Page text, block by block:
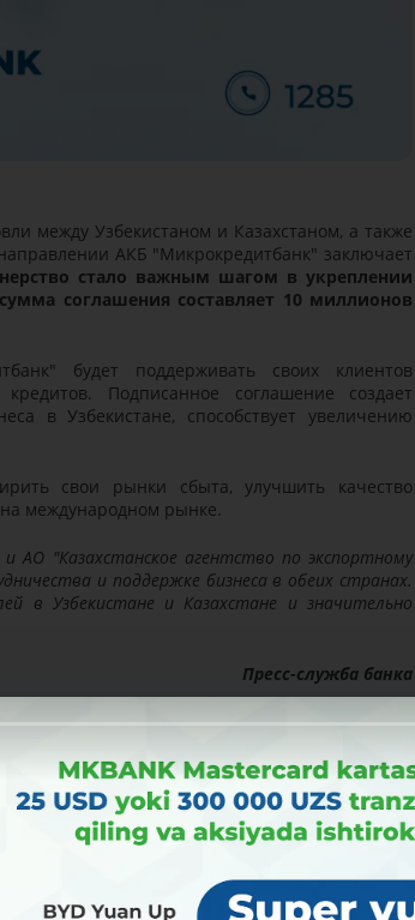
между Узбекистаном и Казахстаном, а также
АКБ "Микрокредитбанк" заключает
стало важным шагом в укреплении
соглашения составляет 10 миллионов
будет поддерживать своих клиентов
Подписанное соглашение создает
в Узбекистане, способствует увеличению
свои рынки сбыта, улучшить качество
на международном рынке.
"Казахстанское агентство по экспортному
и поддержке бизнеса в обеих странах.
в Узбекистане и Казахстане и значительно
Пресс-служба банка